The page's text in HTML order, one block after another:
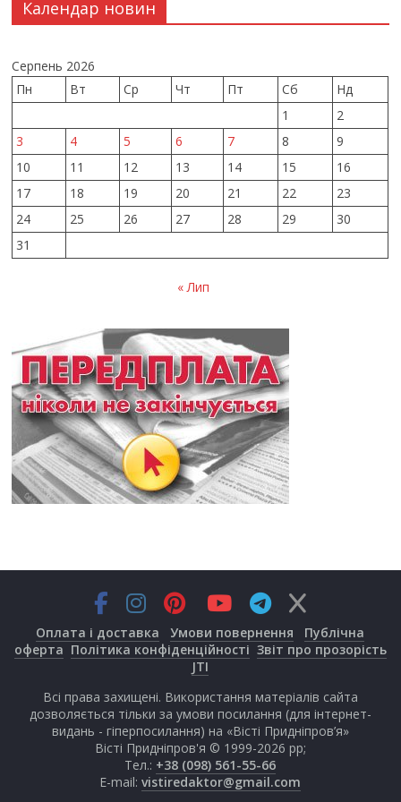
Календар новин
Серпень 2026
Пн
Вт Ср Чт Пт Сб
Нд
1
2
3
4 5 6 7 8
9
10
11 12 13 14 15
16
17
18 19 20 21 22
23
24
25 26 27 28 29
30
31
« Лип
Оплата і доставка Умови повернення
Публічна
оферта Політика конфіденційності Звіт про прозорість
JTI
Всі права захищені. Використання матеріалів сайта
дозволяється тільки за умови посилання (для інтернет-
видань - гіперпосилання) на «Вісті Придніпров’я»
Вісті Придніпров'я © 1999-2026 рр;
Тел.: +38 (098) 561-55-66
E-mail: vistiredaktor@gmail.com